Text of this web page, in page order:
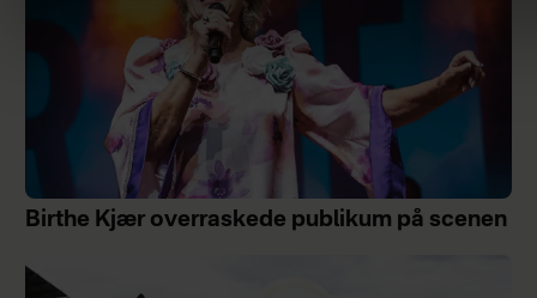
Birthe Kjær overraskede publikum på scenen